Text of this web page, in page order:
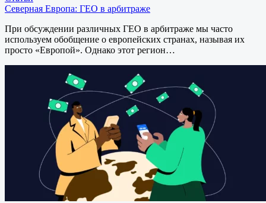
Северная Европа: ГЕО в арбитраже
При обсуждении различных ГЕО в арбитраже мы часто
используем обобщение о европейских странах, называя их
просто «Европой». Однако этот регион…